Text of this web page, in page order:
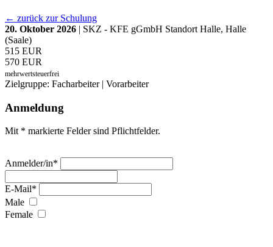
← zurück zur Schulung
20. Oktober 2026 | SKZ - KFE gGmbH Standort Halle, Halle
(Saale)
515 EUR
570 EUR
mehrwertsteuerfrei
Zielgruppe: Facharbeiter | Vorarbeiter
Anmeldung
Mit * markierte Felder sind Pflichtfelder.
Anmelder/in*
E-Mail*
Male
Female